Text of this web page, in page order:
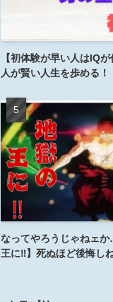
【初体験が早い人はIQ
人が賢い人生を歩める！
なってやろうじゃねェ
王に‼︎】死ぬほど後悔し